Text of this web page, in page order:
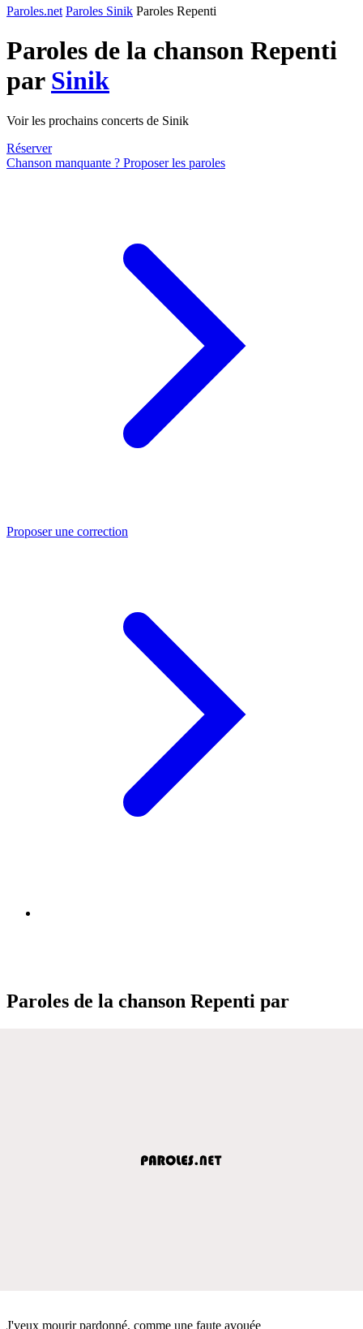
Paroles.net Paroles Sinik Paroles Repenti
Paroles de la chanson Repenti
par Sinik
Voir les prochains concerts de Sinik
Réserver
Chanson manquante ? Proposer les paroles
Proposer une correction
Paroles de la chanson Repenti par
J'veux mourir pardonné, comme une faute avouée